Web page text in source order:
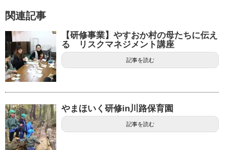
関連記事
【研修事業】やすおか村の母たちに伝え
る リスクマネジメント講座
記事を読む
やまほいく研修in川路保育園
記事を読む